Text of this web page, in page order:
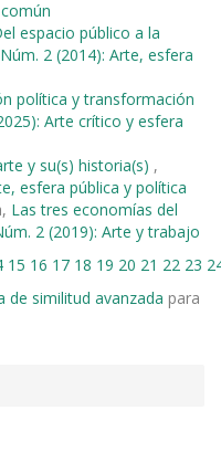
espacio público a la
2 (2014): Arte, esfera
política y transformación
Arte crítico y esfera
y su(s) historia(s) ,
esfera pública y política
Las tres economías del
2 (2019): Arte y trabajo
15 16 17 18 19 20 21 22 23
de similitud avanzada para